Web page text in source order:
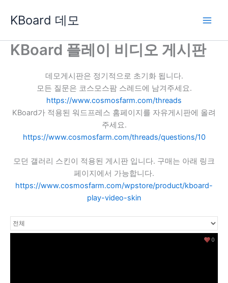
로
KBoard 데모
KBoard 플레이 비디오 게시판
데모게시판은 정기적으로 초기화 됩니다.
모든 질문은 코스모스팜 스레드에 남겨주세요.
https://www.cosmosfarm.com/threads
KBoard가 적용된 워드프레스 홈페이지를 자유게시판에 올려
주세요.
https://www.cosmosfarm.com/threads/questions/10
모던 갤러리 스킨이 적용된 게시판 입니다. 구매는 아래 링크
페이지에서 가능합니다.
https://www.cosmosfarm.com/wpstore/product/kboard-
play-video-skin
0